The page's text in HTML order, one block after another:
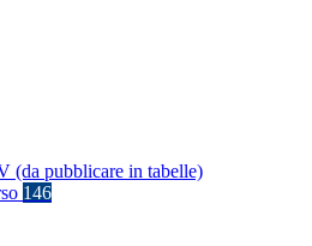
(da pubblicare in tabelle)
146